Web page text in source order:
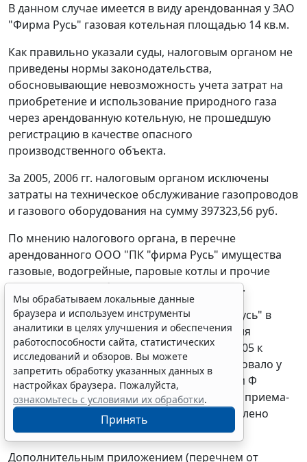
В данном случае имеется в виду арендованная у ЗАО
"Фирма Русь" газовая котельная площадью 14 кв.м.
Как правильно указали суды, налоговым органом не
приведены нормы законодательства,
обосновывающие невозможность учета затрат на
приобретение и использование природного газа
через арендованную котельную, не прошедшую
регистрацию в качестве опасного
производственного объекта.
За 2005, 2006 гг. налоговым органом исключены
затраты на техническое обслуживание газопроводов
и газового оборудования на сумму 397323,56 руб.
По мнению налогового органа, в перечне
арендованного ООО "ПК "фирма Русь" имущества
газовые, водогрейные, паровые котлы и прочие
энергетические оборудования отсутствуют.
В проверяемый период ООО "ПК "фирма Русь" в
составе прочих помещений и оборудования
согласно акту приема-передачи от 10.01.2005 к
договору аренды от 10.01.2005 N 309 арендовало у
ЗАО "Фирма Русь" помещение под литером Ф
площадью 1158,31 кв.м (приложение к акту приема-
передачи от 10.01.2005), в котором установлено
оборудование для котельной.
Дополнительным приложением (перечнем от
Мы обрабатываем локальные данные
браузера и используем инструменты
аналитики в целях улучшения и обеспечения
работоспособности сайта, статистических
исследований и обзоров. Вы можете
запретить обработку указанных данных в
настройках браузера. Пожалуйста,
ознакомьтесь с условиями их обработки.
Принять